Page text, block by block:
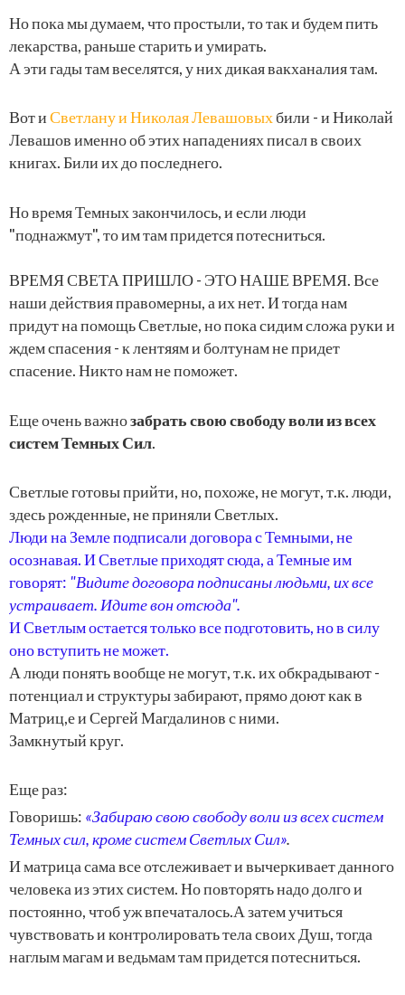
Но пока мы думаем, что простыли, то так и будем пить
лекарства, раньше старить и умирать.
А эти гады там веселятся, у них дикая вакханалия там.
Вот иСветлану и Николая Левашовыхбили - и Николай
Левашов именно об этих нападениях писал в своих
книгах. Били их до последнего.
Но время Темных закончилось, и если люди
"поднажмут", то им там придется потесниться.
ВРЕМЯ СВЕТА ПРИШЛО - ЭТО НАШЕ ВРЕМЯ. Все
наши действия правомерны, а их нет. И тогда нам
придут на помощь Светлые, но пока сидим сложа руки и
ждем спасения - к лентяям и болтунам не придет
спасение. Никто нам не поможет.
Еще очень важнозабрать свою свободу воли из всех
систем Темных Сил.
Светлые готовы прийти, но, похоже, не могут, т.к. люди,
здесь рожденные, не приняли Светлых.
Люди на Земле подписали договора с Темными, не
осознавая. И Светлые приходят сюда, а Темные им
говорят: "Видите договора подписаны людьми, их все
устраивает. Идите вон отсюда".
И Светлым остается только все подготовить, но в силу
оно вступить не может.
А люди понять вообще не могут, т.к. их обкрадывают -
потенциал и структуры забирают, прямо доют как в
Матриц,е и Сергей Магдалинов с ними.
Замкнутый круг.
Еще раз:
Говоришь: «Забираю свою свободу воли из всех систем
Темных сил, кроме систем Светлых Сил».
И матрица сама все отслеживает и вычеркивает данного
человека из этих систем. Но повторять надо долго и
постоянно, чтоб уж впечаталось.А затем учиться
чувствовать и контролировать тела своих Душ, тогда
наглым магам и ведьмам там придется потесниться.